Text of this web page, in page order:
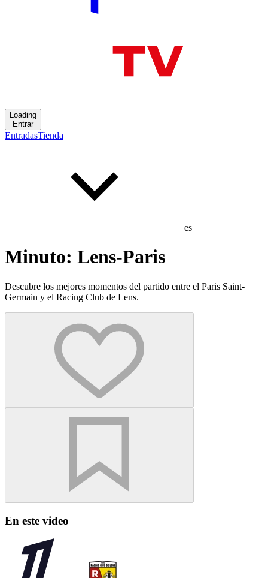
Loading
Entrar
EntradasTienda
es
Minuto: Lens-Paris
Descubre los mejores momentos del partido entre el Paris Saint-
Germain y el Racing Club de Lens.
En este video